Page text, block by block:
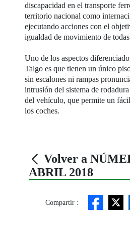
discapacidad en el transporte
territorio nacional como
ejecutando acciones con el
igualdad de movimiento de todas
Uno de los aspectos
Talgo es que tienen un único
sin escalones ni rampas
intrusión del sistema de
del vehículo, que permite un
los coches.
Volver a
ABRIL 2018
Compartir :